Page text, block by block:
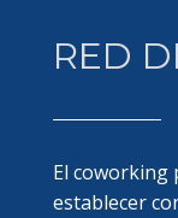
RED
El
establecer